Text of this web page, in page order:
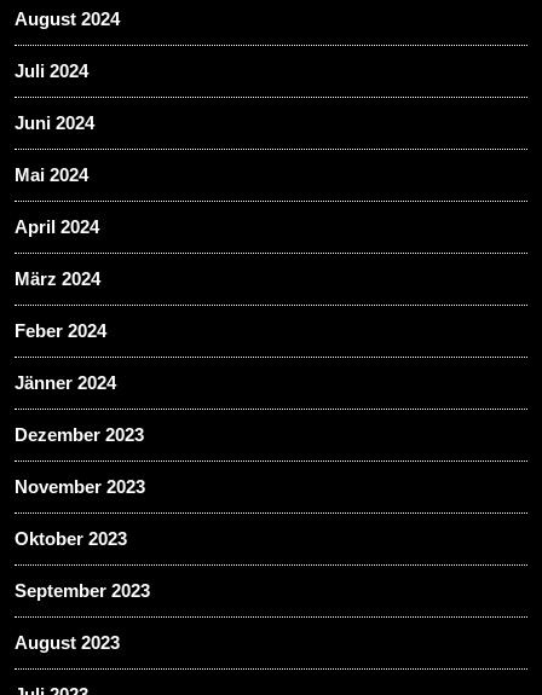
August 2024
Juli 2024
Juni 2024
Mai 2024
April 2024
März 2024
Feber 2024
Jänner 2024
Dezember 2023
November 2023
Oktober 2023
September 2023
August 2023